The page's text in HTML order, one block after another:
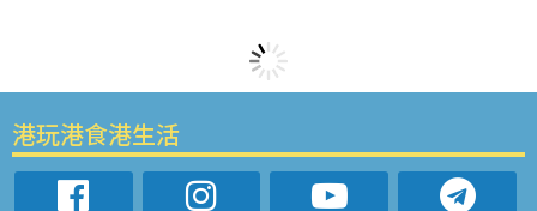
港玩港食港生活